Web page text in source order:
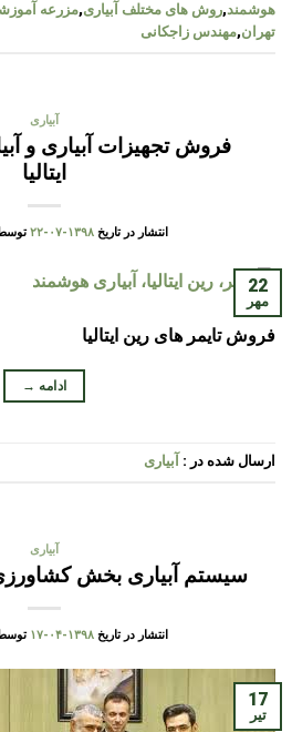
هوشمند,روش های مختلف آبیاری,مزرعه
تهران,مهندس زاجکانی
آبیاری
فروش تجهیزات آبیاری و
ایتالیا
انتشار در تاریخ ۱۳۹۸-۰۷-۲۲
22
مهر
فروش تایمر های رین ایتالیا
ادامه →
ارسال شده در : آبیاری
آبیاری
سیستم آبیاری بخش
انتشار در تاریخ ۱۳۹۸-۰۴-۱۷
17
تیر